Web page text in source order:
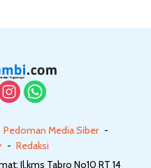
Pedoman Media Siber
Redaksi
Jl.kms Tabro No10 RT 14